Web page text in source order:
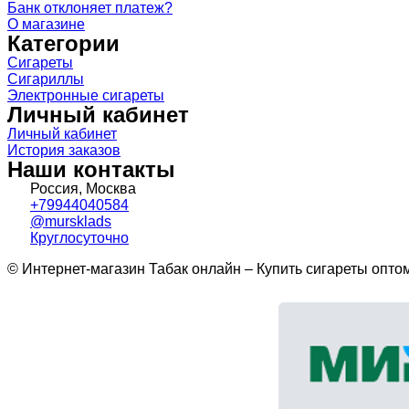
Банк отклоняет платеж?
О магазине
Категории
Сигареты
Сигариллы
Электронные сигареты
Личный кабинет
Личный кабинет
История заказов
Наши контакты
Россия, Москва
+79944040584
@mursklads
Круглосуточно
© Интернет-магазин Табак онлайн – Купить сигареты